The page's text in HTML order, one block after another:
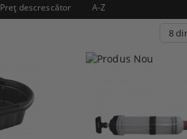
Preţ descrescător A-Z